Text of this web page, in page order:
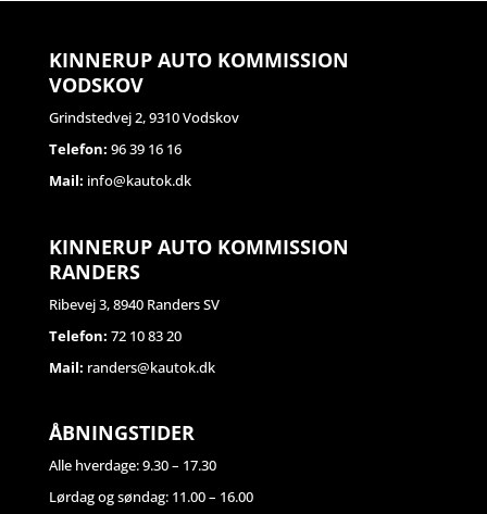
KINNERUP AUTO KOMMISSION
VODSKOV
Grindstedvej 2, 9310 Vodskov
Telefon: 96 39 16 16
Mail: info@kautok.dk
KINNERUP AUTO KOMMISSION
RANDERS
Ribevej 3, 8940 Randers SV
Telefon: 72 10 83 20
Mail: randers@kautok.dk
ÅBNINGSTIDER
Alle hverdage: 9.30 – 17.30
Lørdag og søndag: 11.00 – 16.00